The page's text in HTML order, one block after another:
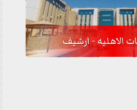
الاهليه - ارشيف